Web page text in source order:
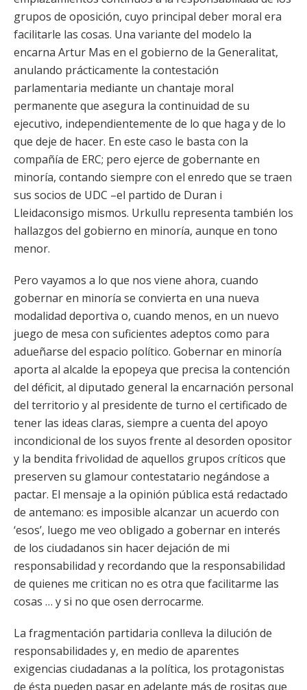
grupos de oposición, cuyo principal deber moral era
facilitarle las cosas. Una variante del modelo la
encarna Artur Mas en el gobierno de la Generalitat,
anulando prácticamente la contestación
parlamentaria mediante un chantaje moral
permanente que asegura la continuidad de su
ejecutivo, independientemente de lo que haga y de lo
que deje de hacer. En este caso le basta con la
compañía de ERC; pero ejerce de gobernante en
minoría, contando siempre con el enredo que se traen
sus socios de UDC –el partido de Duran i
Lleidaconsigo mismos. Urkullu representa también los
hallazgos del gobierno en minoría, aunque en tono
menor.
Pero vayamos a lo que nos viene ahora, cuando
gobernar en minoría se convierta en una nueva
modalidad deportiva o, cuando menos, en un nuevo
juego de mesa con suficientes adeptos como para
adueñarse del espacio político. Gobernar en minoría
aporta al alcalde la epopeya que precisa la contención
del déficit, al diputado general la encarnación personal
del territorio y al presidente de turno el certificado de
tener las ideas claras, siempre a cuenta del apoyo
incondicional de los suyos frente al desorden opositor
y la bendita frivolidad de aquellos grupos críticos que
preserven su glamour contestatario negándose a
pactar. El mensaje a la opinión pública está redactado
de antemano: es imposible alcanzar un acuerdo con
‘esos’, luego me veo obligado a gobernar en interés
de los ciudadanos sin hacer dejación de mi
responsabilidad y recordando que la responsabilidad
de quienes me critican no es otra que facilitarme las
cosas … y si no que osen derrocarme.
La fragmentación partidaria conlleva la dilución de
responsabilidades y, en medio de aparentes
exigencias ciudadanas a la política, los protagonistas
de ésta pueden pasar en adelante más de rositas que